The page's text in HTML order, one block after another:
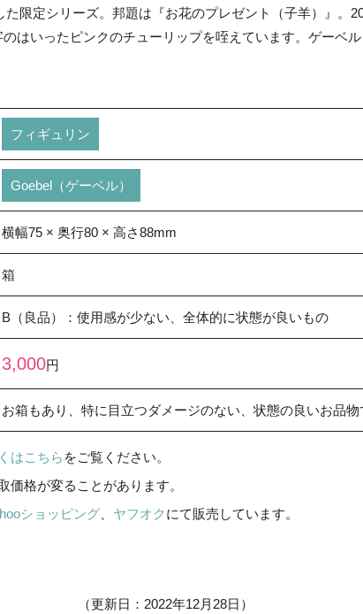
限定シリーズ。邦題は『お花のプレゼント（子羊）』。
のはいったピンクのチューリップを咥えています。ゲーベ
フィギュリン
Goebel（ゲーベル）
横幅75 × 奥行80 × 高さ88mm
箱
B（良品）：使用感が少ない、全体的に状態が良いもの
3,000円
お箱もあり、特に目立つダメージのない、状態の良いお品
はこちら をご覧ください。
価格が変ることがあります。
ショッピング ヤフオクにて販売しています。
（更新日：2022年12月28日）